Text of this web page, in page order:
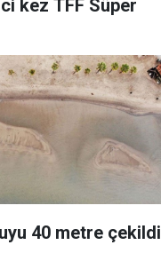
kez TFF Süper
40 metre çekildi